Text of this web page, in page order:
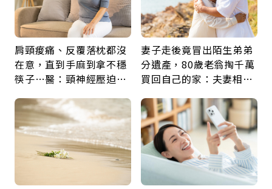
肩頸痠痛、反覆落枕都沒
在意，直到手麻到拿不穩
筷子…醫：頸神經壓迫上
鍵
妻子走後竟冒出陌生弟弟
分遺產，80歲老翁掏千萬
買回自己的家：夫妻相守